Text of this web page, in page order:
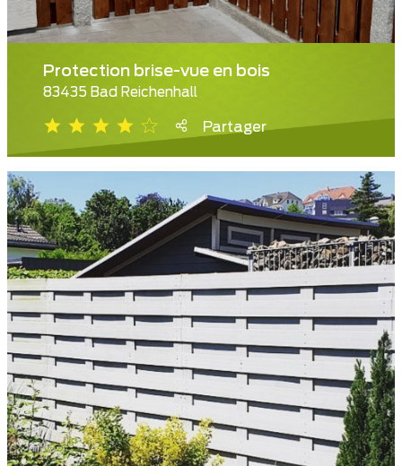
Protection brise-vue en bois
83435 Bad Reichenhall
Partager